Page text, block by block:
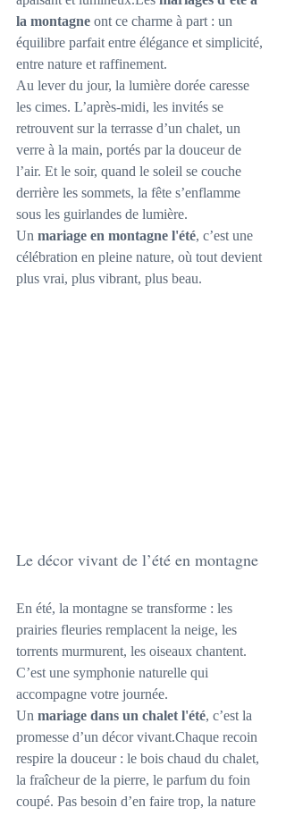
la montagne ont ce charme à part : un
équilibre parfait entre élégance et simplicité,
entre nature et raffinement.
Au lever du jour, la lumière dorée caresse
les cimes. L’après-midi, les invités se
retrouvent sur la terrasse d’un chalet, un
verre à la main, portés par la douceur de
l’air. Et le soir, quand le soleil se couche
derrière les sommets, la fête s’enflamme
sous les guirlandes de lumière.
Un mariage en montagne l'été, c’est une
célébration en pleine nature, où tout devient
plus vrai, plus vibrant, plus beau.
Le décor vivant de l’été en montagne
En été, la montagne se transforme : les
prairies fleuries remplacent la neige, les
torrents murmurent, les oiseaux chantent.
C’est une symphonie naturelle qui
accompagne votre journée.
Un mariage dans un chalet l'été, c’est la
promesse d’un décor vivant.Chaque recoin
respire la douceur : le bois chaud du chalet,
la fraîcheur de la pierre, le parfum du foin
coupé. Pas besoin d’en faire trop, la nature